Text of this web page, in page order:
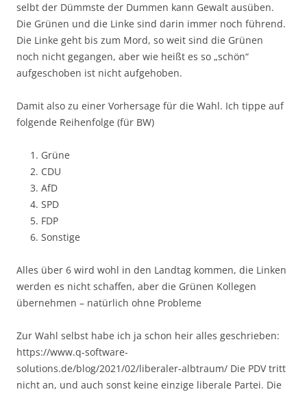
selbt der Dümmste der Dummen kann Gewalt ausüben.
Die Grünen und die Linke sind darin immer noch führend.
Die Linke geht bis zum Mord, so weit sind die Grünen
noch nicht gegangen, aber wie heißt es so „schön“
aufgeschoben ist nicht aufgehoben.
Damit also zu einer Vorhersage für die Wahl. Ich tippe auf
folgende Reihenfolge (für BW)
Grüne
CDU
AfD
SPD
FDP
Sonstige
Alles über 6 wird wohl in den Landtag kommen, die Linken
werden es nicht schaffen, aber die Grünen Kollegen
übernehmen – natürlich ohne Probleme
Zur Wahl selbst habe ich ja schon heir alles geschrieben:
https://www.q-software-
solutions.de/blog/2021/02/liberaler-albtraum/ Die PDV tritt
nicht an, und auch sonst keine einzige liberale Partei. Die